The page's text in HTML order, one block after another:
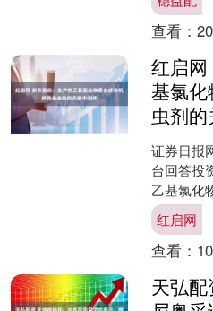
间10月30
查看：
红启
基氯
虫剂
证券日报
台回答投
乙基氯化
键中间体
基苯胺为
红启网
查看：
天弘